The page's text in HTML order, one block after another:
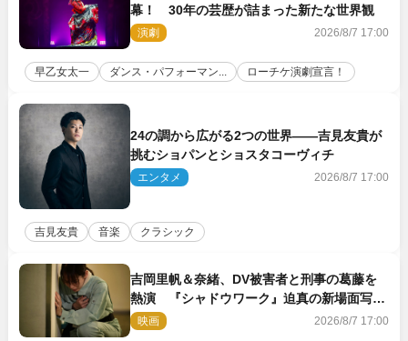
幕！ 30年の芸歴が詰まった新たな世界観
演劇 2026/8/7 17:00
早乙女太一 ダンス・パフォーマン... ローチケ演劇宣言！
24の調から広がる2つの世界――吉見友貴が
挑むショパンとショスタコーヴィチ
エンタメ 2026/8/7 17:00
吉見友貴 音楽 クラシック
吉岡里帆＆奈緒、DV被害者と刑事の葛藤を
熱演 『シャドウワーク』迫真の新場面写真
公開
映画 2026/8/7 17:00